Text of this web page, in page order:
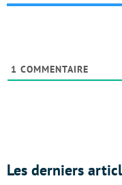
1 COMMENTAIRE
Les derniers